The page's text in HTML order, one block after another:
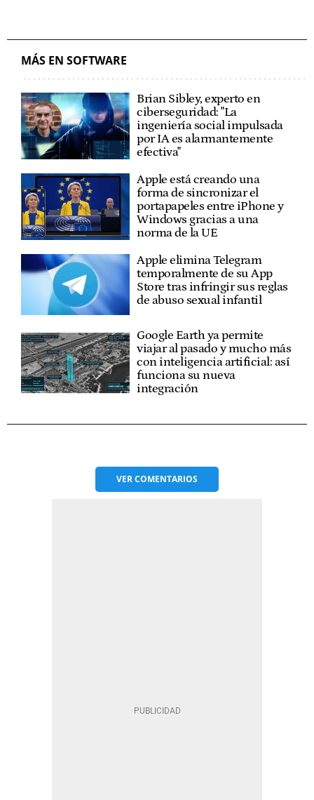
MÁS EN SOFTWARE
Brian Sibley, experto en
ciberseguridad: "La
ingeniería social impulsada
por IA es alarmantemente
efectiva"
Apple está creando una
forma de sincronizar el
portapapeles entre iPhone y
Windows gracias a una
norma de la UE
Apple elimina Telegram
temporalmente de su App
Store tras infringir sus reglas
de abuso sexual infantil
Google Earth ya permite
viajar al pasado y mucho más
con inteligencia artificial: así
funciona su nueva
integración
VERCOMENTARIOS